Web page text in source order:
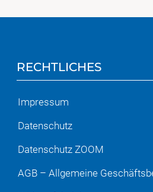
RECHTLICHES
Impressum
Datenschutz
Datenschutz ZOOM
AGB – Allgemeine